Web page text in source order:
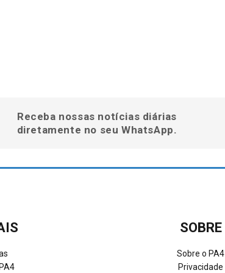
Receba nossas notícias diárias
diretamente no seu WhatsApp.
SOBRE
Sobre o PA4
Privacidade